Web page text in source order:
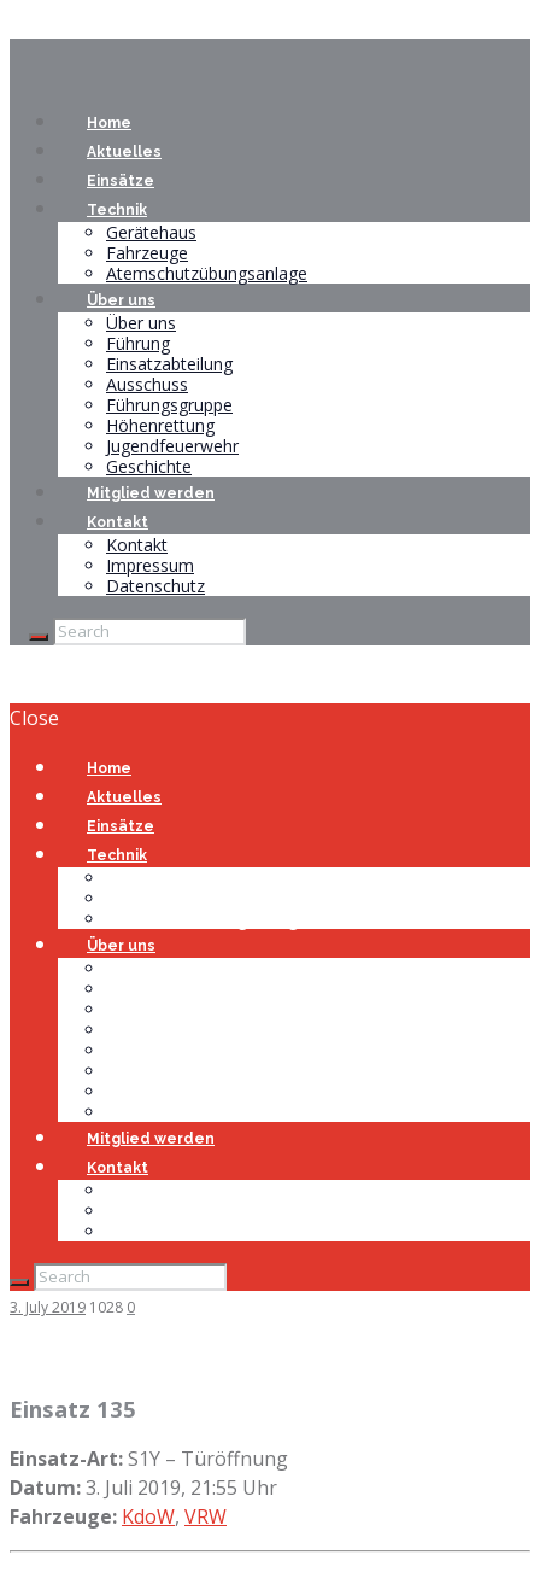
Home
Aktuelles
Einsätze
Technik
Gerätehaus
Fahrzeuge
Atemschutzübungsanlage
Über uns
Über uns
Führung
Einsatzabteilung
Ausschuss
Führungsgruppe
Höhenrettung
Jugendfeuerwehr
Geschichte
Mitglied werden
Kontakt
Kontakt
Impressum
Datenschutz
Close
Home
Aktuelles
Einsätze
Technik
Über uns
Mitglied werden
Kontakt
3. July 2019 1028 0
Einsatz 135
Einsatz-Art:S1Y – Türöffnung
Datum:3. Juli 2019, 21:55 Uhr
Fahrzeuge: KdoW, VRW